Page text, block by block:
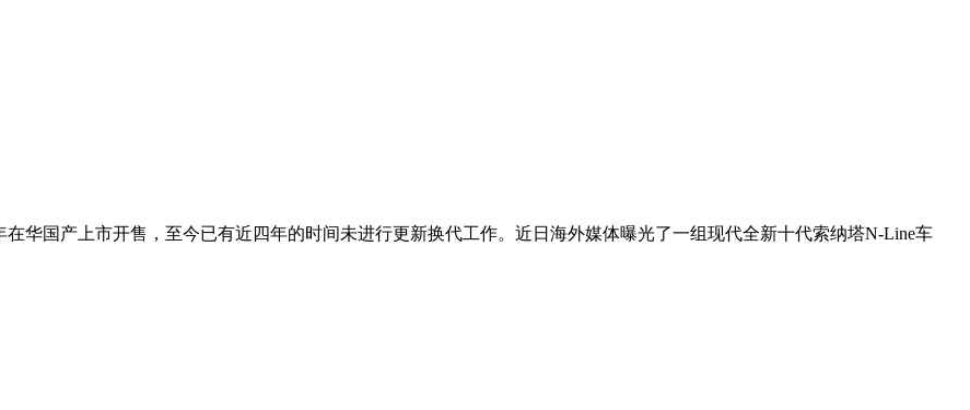
华国产上市开售，至今已有近四年的时间未进行更新换代工作。近日海外媒体曝光了一组现代全新十代索纳塔N-Line车